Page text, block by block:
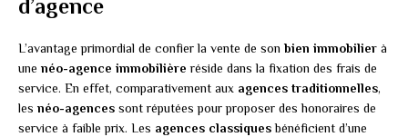
d’agence
L’avantage primordial de confier la vente de sonbien immobilier à
une néo-agence immobilière réside dans la fixation des frais de
service. En effet, comparativement aux agences traditionnelles,
les néo-agences sont réputées pour proposer des honoraires de
service à faible prix. Les agences classiquesbénéficient d’une